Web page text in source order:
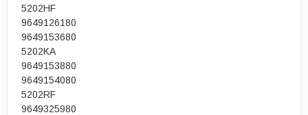
5202HF
9649126180
9649153680
5202KA
9649153880
9649154080
5202RF
9649325980